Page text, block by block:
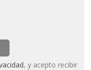
, y acepto recibir